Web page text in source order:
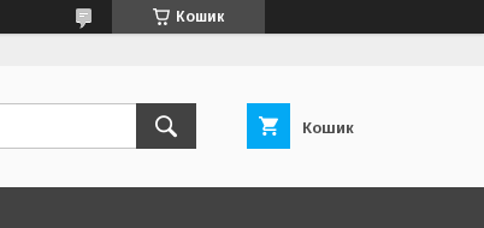
Кошик
Кошик